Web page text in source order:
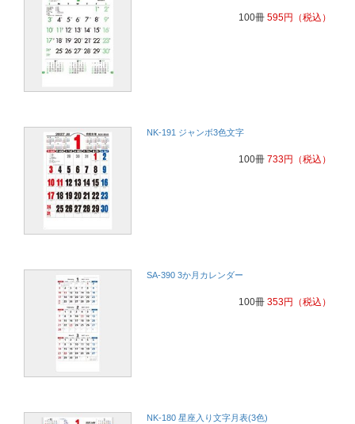
100冊 595円 （税込）
NK-191 ジャンボ3色文字
100冊 733円 （税込）
SA-390 3か月カレンダー
100冊 353円 （税込）
NK-180 星座入り文字月表(3色)